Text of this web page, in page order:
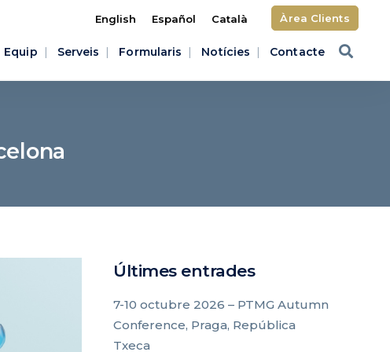
English Español Català Àrea Clients
Equip Serveis Formularis Notícies Contacte
Últimes entrades
7-10 octubre 2026 – PTMG Autumn
Conference, Praga, República
Txeca